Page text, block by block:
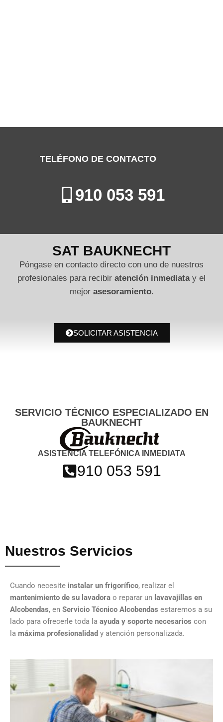
TELÉFONO DE CONTACTO
910 053 591
SAT BAUKNECHT
Póngase en contacto directo con uno de nuestros
profesionales para recibir atención inmediatay el
mejor asesoramiento.
SOLICITAR ASISTENCIA
SERVICIO TÉCNICO ESPECIALIZADO EN
BAUKNECHT
ASISTENCIA TELEFÓNICA INMEDIATA
910 053 591
Nuestros Servicios
Cuando necesite instalar un frigorífico, realizar el
mantenimiento de su lavadora o reparar un lavavajillas en
Alcobendas, en Servicio Técnico Alcobendas estaremos a su
lado para ofrecerle toda la ayuda y soporte necesarios con
la máxima profesionalidad y atención personalizada.